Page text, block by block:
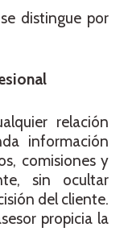
distingue por
relación
información
comisiones y
sin ocultar
del cliente.
propicia la